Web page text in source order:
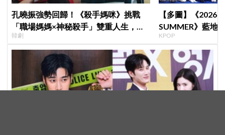
孔曉振強勢回歸！《殺手媽咪》挑戰
「職場媽媽×神秘殺手」雙重人生，與
鄭準元展開反差夫妻線
韓劇
【多圖】《2026
SUMMER》藍地
Velvet、Stray
等愛豆登場
KPOP